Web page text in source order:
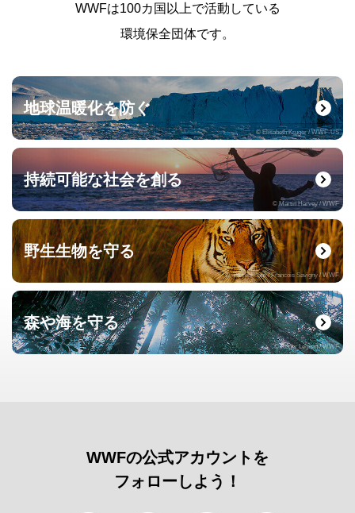
WWFは100カ国以上で活動している
環境保全団体です。
地球温暖化を防ぐ
© Elisabeth Kruger / WWF-US
持続可能な社会を創る
© Martin Harvey / WWF
野生生物を守る
© naturepl.com / Francois Savigny / WWF
森や海を守る
© Roger Leguen / WWF
WWFの公式アカウントを
フォローしよう！